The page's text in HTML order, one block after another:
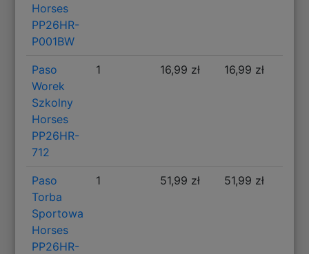
Horses
PP26HR-
P001BW
Paso
Worek
Szkolny
Horses
PP26HR-
712
1 16,99 zł 16,99 zł
Paso
Torba
Sportowa
Horses
PP26HR-
1 51,99 zł 51,99 zł